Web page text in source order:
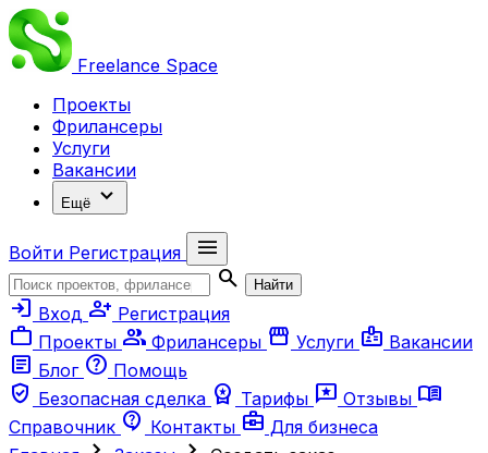
Freelance Space
Проекты
Фрилансеры
Услуги
Вакансии
Ещё expand_more
Войти Регистрация
menu
search
Найти
login Вход person_add Регистрация
work Проекты group Фрилансеры storefront Услуги badge Вакансии
article Блог help Помощь
verified_user Безопасная сделка workspace_premium Тарифы reviews Отзывы menu_book
Справочник contact_support Контакты business_center Для бизнеса